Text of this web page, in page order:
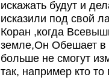
искажать будут и
исказили под свой
Коран ,когда
земле,Он Обешает в
больше не смогут
так, например кто то